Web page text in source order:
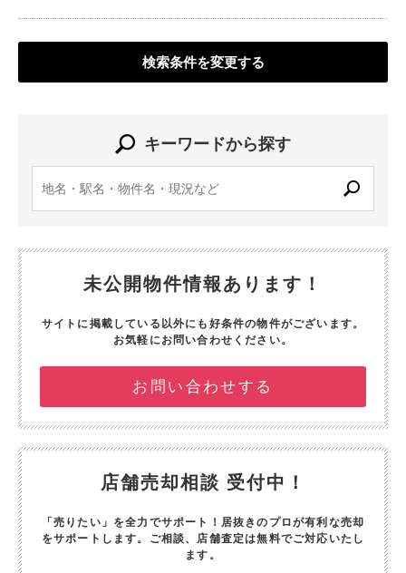
検索条件を変更する
キーワードから探す
未公開物件情報あります！
サイトに掲載している以外にも好条件の物件がございます。
お気軽にお問い合わせください。
お問い合わせする
店舗売却相談 受付中！
「売りたい」を全力でサポート！ 居抜きのプロが有利な売却
をサポートします。 ご相談、店舗査定は無料でご対応いたし
ます。